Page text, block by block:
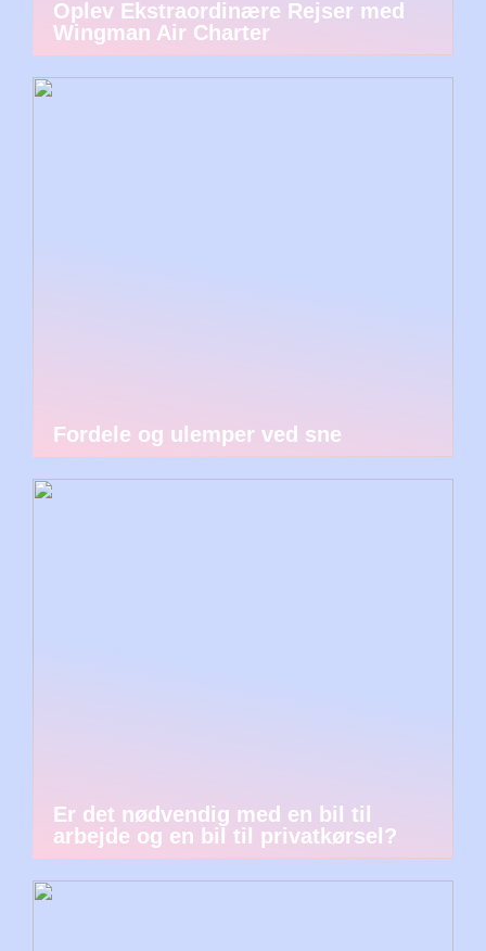
Oplev Ekstraordinære Rejser med
Wingman Air Charter
Fordele og ulemper ved sne
Er det nødvendig med en bil til
arbejde og en bil til privatkørsel?